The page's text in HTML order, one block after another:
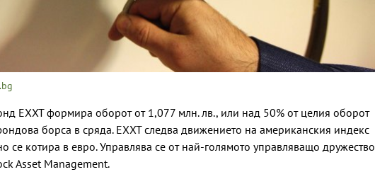
EXXT формира оборот от 1,077 млн. лв., или над 50% от целия оборот
борса в сряда. EXXT следва движението на американския индекс
се котира в евро. Управлява се от най-голямото управляващо дружество
Asset Management.